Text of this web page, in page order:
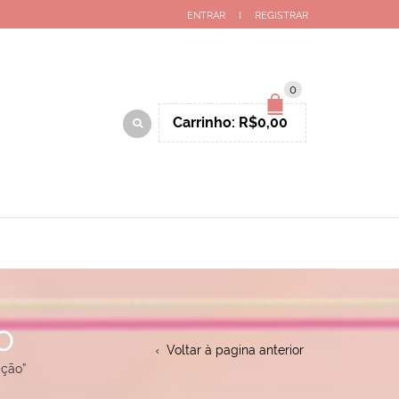
ENTRAR REGISTRAR
0
Carrinho: R$0,00
Voltar à pagina anterior